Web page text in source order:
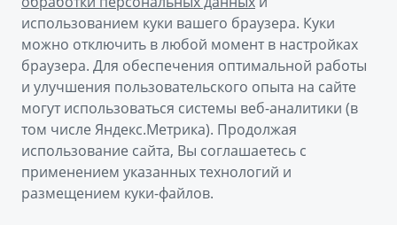
MONJARO
Наша команда
Правовая информация
Контакты
© 2026
Официальный сайт Geely в России
Политика обработки персональных данных
Правовая информация
использованием куки вашего браузера. Куки
можно отключить в любой момент в настройках
браузера. Для обеспечения оптимальной работы
и улучшения пользовательского опыта на сайте
могут использоваться системы веб-аналитики (в
том числе Яндекс.Метрика). Продолжая
использование сайта, Вы соглашаетесь с
применением указанных технологий и
размещением куки-файлов.